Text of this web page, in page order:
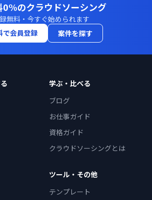
0%のクラウドソーシング
無料・今すぐ始められます
で会員登録
案件を探す
学ぶ・比べる
ブログ
お仕事ガイド
資格ガイド
クラウドソーシングとは
ツール・その他
テンプレート